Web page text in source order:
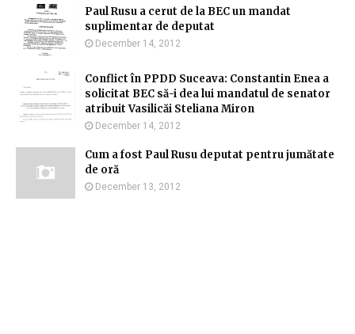
Paul Rusu a cerut de la BEC un mandat
suplimentar de deputat
December 14, 2012
Conflict în PPDD Suceava: Constantin Enea a
solicitat BEC să-i dea lui mandatul de senator
atribuit Vasilicăi Steliana Miron
December 14, 2012
Cum a fost Paul Rusu deputat pentru jumătate
de oră
December 13, 2012